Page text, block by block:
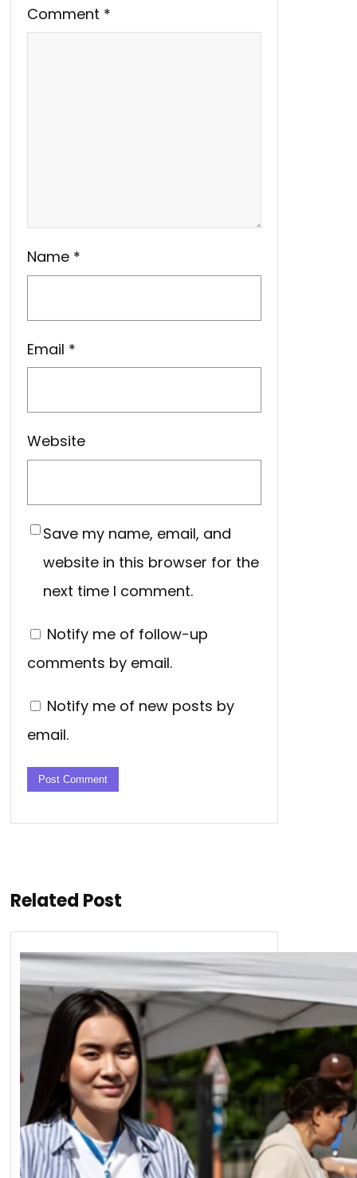
Comment *
Name *
Email *
Website
Save my name, email, and
website in this browser for the
next time I comment.
Notify me of follow-up
comments by email.
Notify me of new posts by
email.
Related Post